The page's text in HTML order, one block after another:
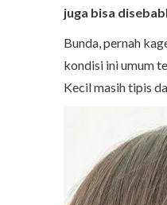
juga bisa
Bunda, pernah
kondisi ini umum
Kecil masih tipis